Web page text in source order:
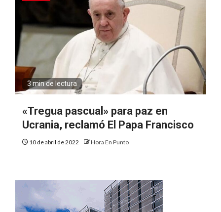
3 min de lectura
«Tregua pascual» para paz en
Ucrania, reclamó El Papa Francisco
10 de abril de 2022 Hora En Punto